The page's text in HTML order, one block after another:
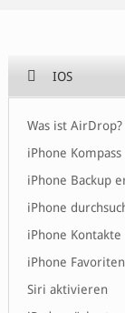
IOS
Was ist AirDrop?
iPhone
iPhone Backup
iPhone
iPhone Kontakte
iPhone
Siri aktivieren